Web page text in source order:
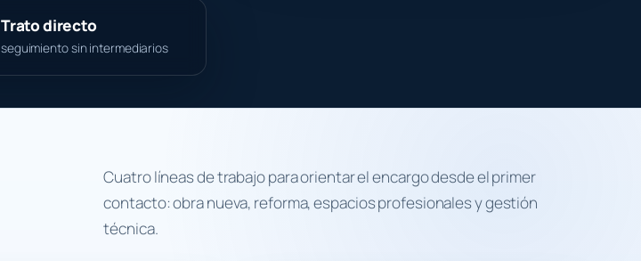
Trato directo
seguimiento sin intermediarios
Cuatro líneas de trabajo para orientar el encargo desde el primer
contacto: obra nueva, reforma, espacios profesionales y gestión
técnica.